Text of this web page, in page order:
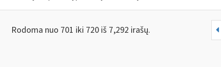
Rodoma nuo 701 iki 720 iš 7,292 irašų.